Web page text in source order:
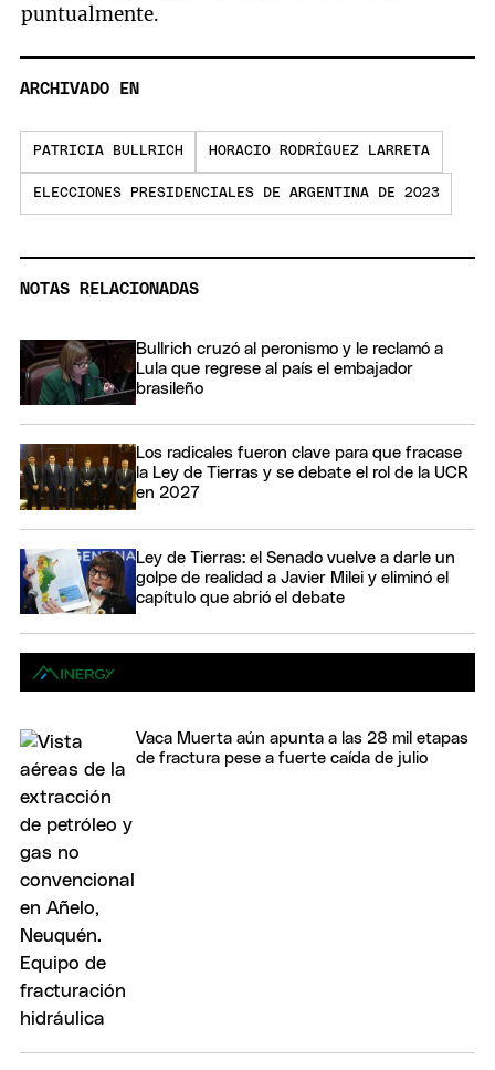
puntualmente.
ARCHIVADO EN
PATRICIA BULLRICH HORACIO RODRÍGUEZ LARRETA
ELECCIONES PRESIDENCIALES DE ARGENTINA DE 2023
NOTAS RELACIONADAS
Bullrich cruzó al peronismo y le reclamó a
Lula que regrese al país el embajador
brasileño
Los radicales fueron clave para que fracase
la Ley de Tierras y se debate el rol de la UCR
en 2027
Ley de Tierras: el Senado vuelve a darle un
golpe de realidad a Javier Milei y eliminó el
capítulo que abrió el debate
Vaca Muerta aún apunta a las 28 mil etapas
de fractura pese a fuerte caída de julio